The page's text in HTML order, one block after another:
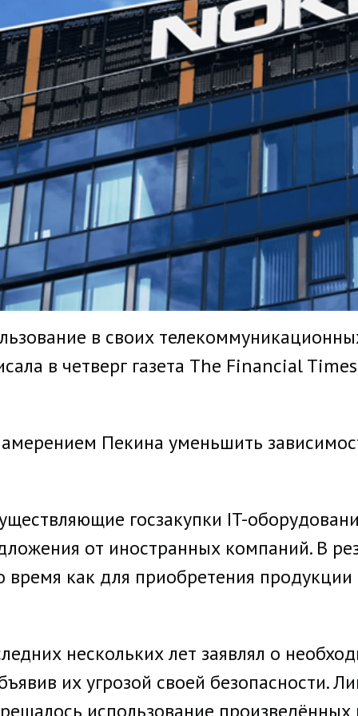
в своих
в четверг газета The Financial
Пекина уменьшить
госзакупки IT-
от иностранных компаний. В
время как для приобретения
нескольких лет заявлял о
их угрозой своей безопасности.
использование